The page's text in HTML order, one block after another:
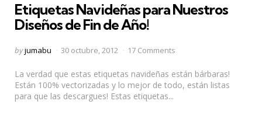
Etiquetas Navideñas para Nuestros
Diseños de Fin de Año!
Posted
byjumabu 30 octubre, 2012 17 Comments
La verdad que estas etiquetas navideñas están bárbaras!
Están 100% vectorizadas y lo mejor de todo, están listas
para que las descargues! Estas etiquetas...